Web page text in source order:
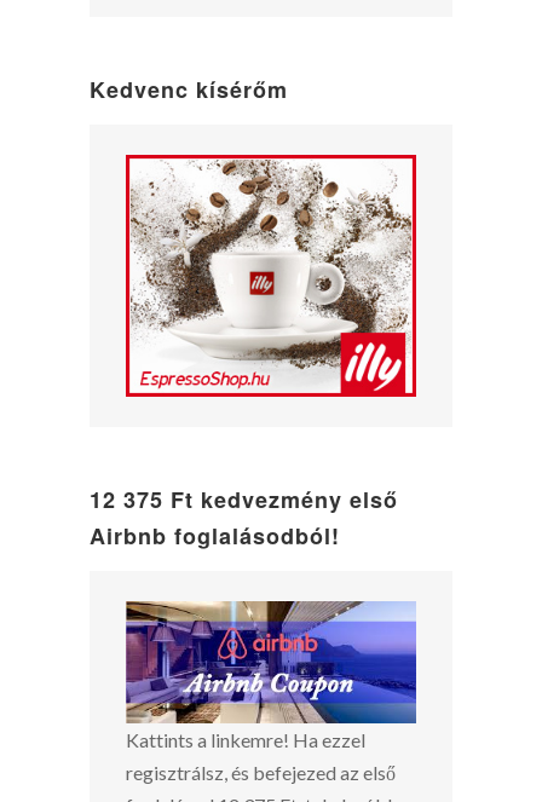
Kedvenc kísérőm
12 375 Ft kedvezmény első
Airbnb foglalásodból!
Kattints a linkemre! Ha ezzel
regisztrálsz, és befejezed az első